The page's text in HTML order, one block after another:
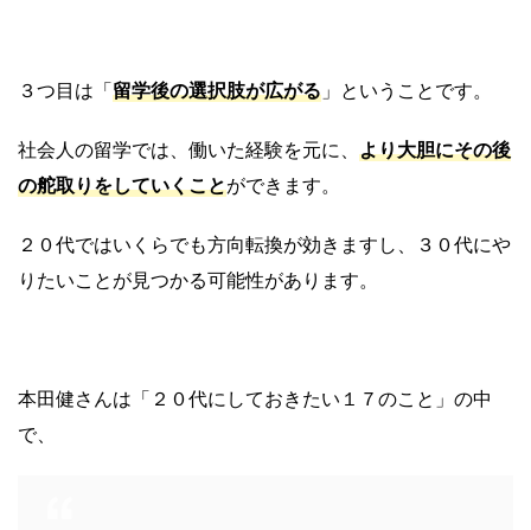
３つ目は「留学後の選択肢が広がる 」ということです。
社会人の留学では、働いた経験を元に、 より大胆にその後
の舵取りをしていくことができます。
２０代ではいくらでも方向転換が効きますし、３０代にや
りたいことが見つかる可能性があります。
本田健さんは「２０代にしておきたい１７のこと」の中
で、